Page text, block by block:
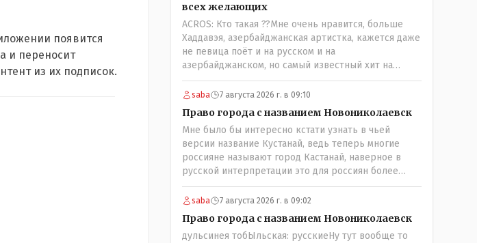
появится
и переносит
из их подписок.
всех желающих
ACROS: Кто такая ??Мне очень нравится, больше
Хаддавэя, азербайджанская артистка, кажется даже
не певица поёт и на русском и на
азербайджанском, но самый известный хит на
турецком. У неё очень необычный низкий тембр
голоса!
saba 7 августа 2026 г. в 09:10
Право города с названием Новониколаевск
Мне было бы интересно кстати узнать в чьей
версии название Кустанай, ведь теперь многие
россияне называют город Кастанай, наверное в
русской интерпретации это для россиян более
удобно? Просто в чисто познавательных целях
может кто из лингвистов или краеведов может
saba 7 августа 2026 г. в 09:02
Право города с названием Новониколаевск
дульсинея тобЫльская: русскиеНу тут вообще то